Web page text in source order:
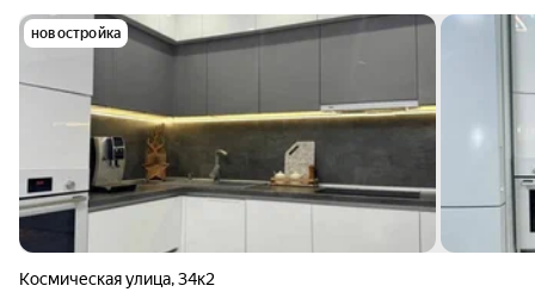
новостройка
Космическая улица,34к2